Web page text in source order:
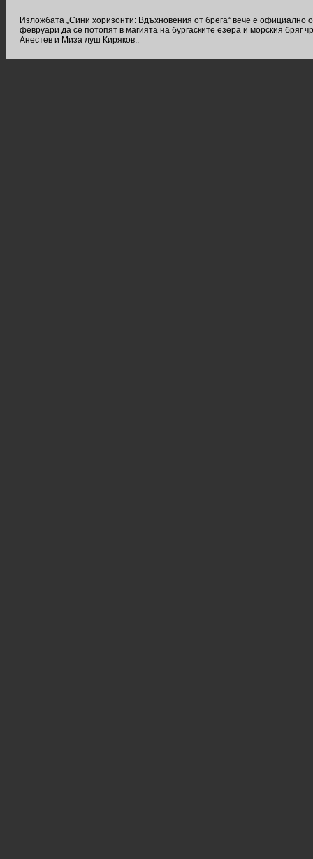
Изложбата „Сини хоризонти: Вдъхновения от брега“ вече е официално
февруари да се потопят в магията на бургаските езера и морския
Анестев и Миза луш Киряков..